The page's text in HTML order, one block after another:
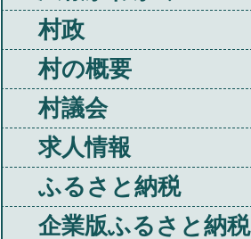
村政
村の概要
村議会
求人情報
ふるさと納税
企業版ふるさと納税